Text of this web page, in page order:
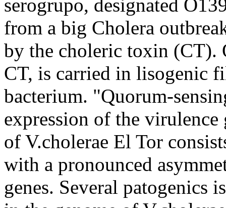
serogrupo, designated
from a big Cholera
by the choleric toxin (CT).
CT, is carried in lisogenic
bacterium. "Quorum-
expression of the virulence
of V.cholerae El Tor
with a pronounced
genes. Several patogenics